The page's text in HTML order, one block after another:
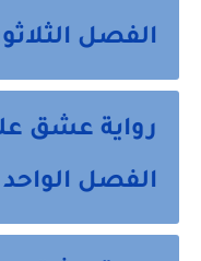
الفصل
رواية عشق
الفصل الواحد